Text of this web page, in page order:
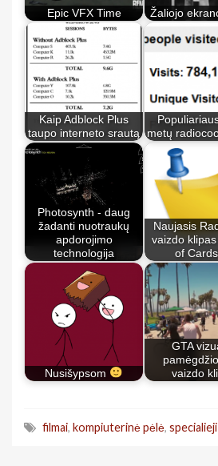
Epic VFX Time Žaliojo
Kaip Adblock Plus
taupo interneto srautą
metų
Photosynth - daug
žadanti nuotraukų
apdorojimo
technologija
Naujasis
vaizdo klipas
of
Nusišypsom
GTA
vaizdo
filmai, kompiuterinė pėlė,